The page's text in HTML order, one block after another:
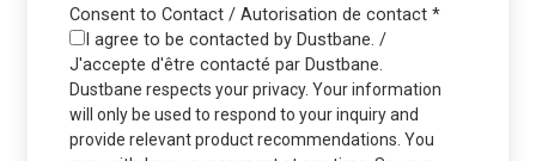
Consent to Contact / Autorisation de contact *
I agree to be contacted by Dustbane. /
J'accepte d'être contacté par Dustbane.
Dustbane respects your privacy. Your information
will only be used to respond to your inquiry and
provide relevant product recommendations. You